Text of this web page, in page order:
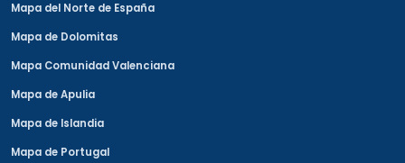
Mapa del Norte de España
Mapa de Dolomitas
Mapa Comunidad Valenciana
Mapa de Apulia
Mapa de Islandia
Mapa de Portugal